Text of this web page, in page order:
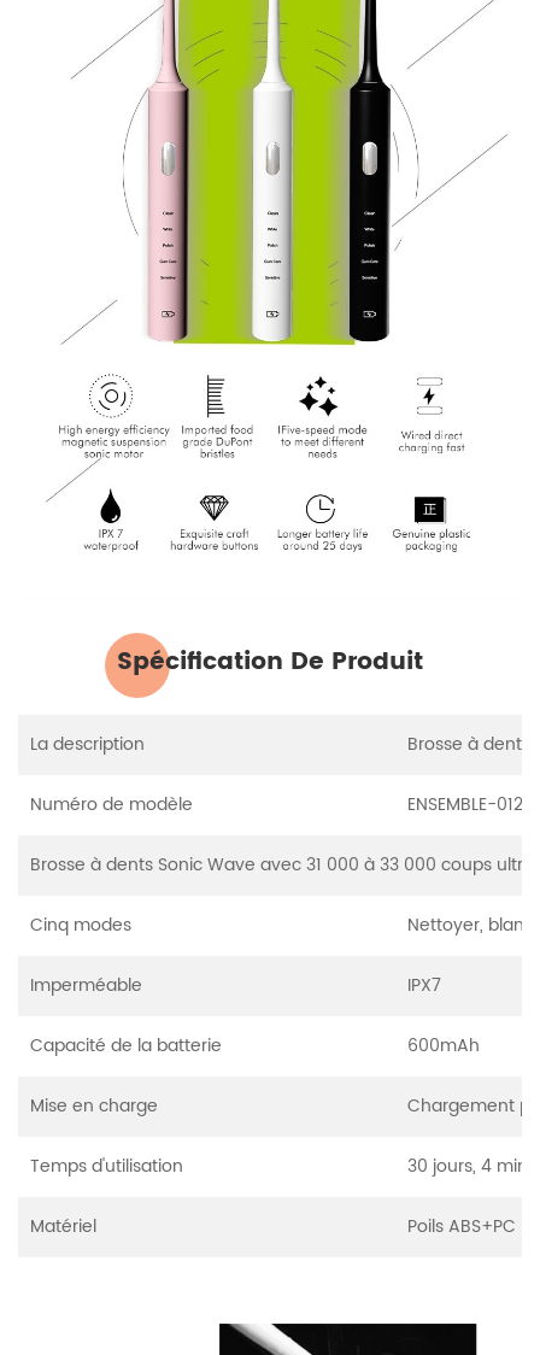
Spécification De Produit
La description Brosse à dents
Numéro de modèle ENSEMBLE-012
Brosse à dents Sonic Wave avec 31 000 à 33 000 coups
Cinq modes Nettoyer,
Imperméable IPX7
Capacité de la batterie 600mAh
Mise en charge Chargement
Temps d'utilisation 30 jours, 4
Matériel Poils ABS+PC